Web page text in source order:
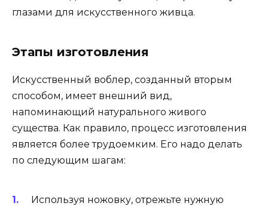
глазами для искусственного живца.
Этапы изготовления
Искусственный воблер, созданный вторым
способом, имеет внешний вид,
напоминающий натурального живого
существа. Как правило, процесс изготовления
является более трудоемким. Его надо делать
по следующим шагам:
Используя ножовку, отрежьте нужную